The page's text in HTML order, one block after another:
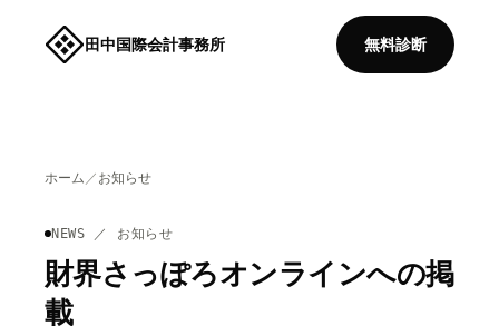
田中国際会計事務所 無料診断
ホーム ／ お知らせ
NEWS ／ お知らせ
財界さっぽろオンラインへの掲
載